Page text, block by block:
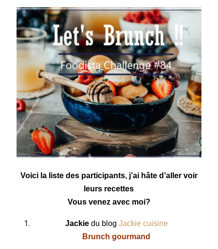
Voici la liste des participants, j’ai hâte d’aller voir
leurs recettes
Vous venez avec moi?
Jackiedu blog Jackie cuisine
Brunch gourmand